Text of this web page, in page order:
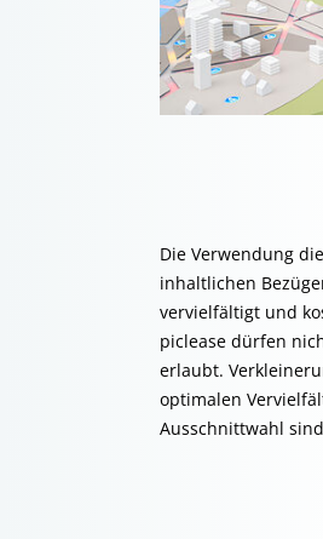
Die Verwendung
inhaltlichen
vervielfältigt und
piclease dürfen
erlaubt.
optimalen
Ausschnittwahl